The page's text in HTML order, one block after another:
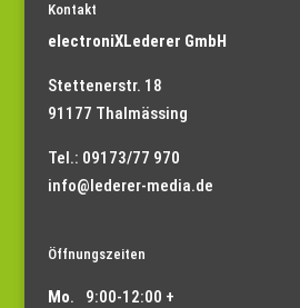
Kontakt
electroniXLederer GmbH
Stettenerstr. 18
91177 Thalmässing
Tel.: 09173/77 970
info@lederer-media.de
Öffnungszeiten
Mo.
9:00-12:00 +